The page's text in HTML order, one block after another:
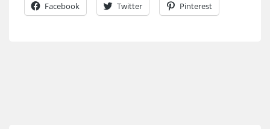
Facebook Twitter Pinterest